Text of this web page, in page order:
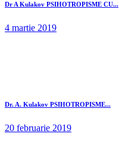
Dr A Kulakov PSIHOTROPISME CU...
4 martie 2019
Dr. A. Kulakov PSIHOTROPISME...
20 februarie 2019